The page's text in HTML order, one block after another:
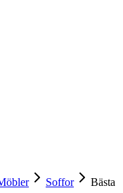
Soffor
Bästa